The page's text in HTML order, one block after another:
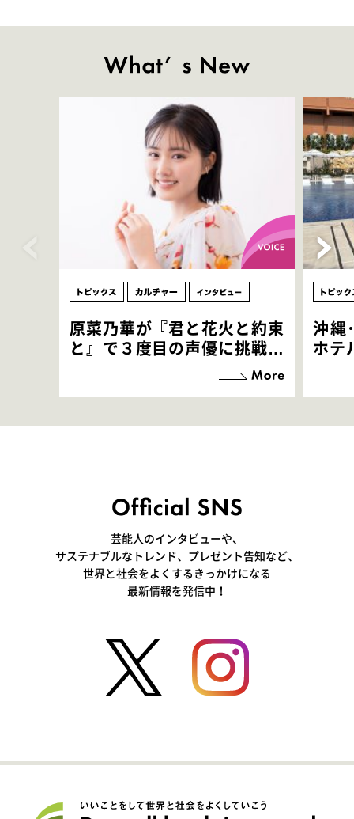
原菜乃華が『君と花火と約束
と』で３度目の声優に挑戦！
「お邪魔させてもらっている
感覚ですが､お芝居に没頭で
沖縄
ホテ
芸能人のインタビューや、
サステナブルなトレンド、プレゼント告知など、
世界と社会をよくするきっかけになる
最新情報を発信中！